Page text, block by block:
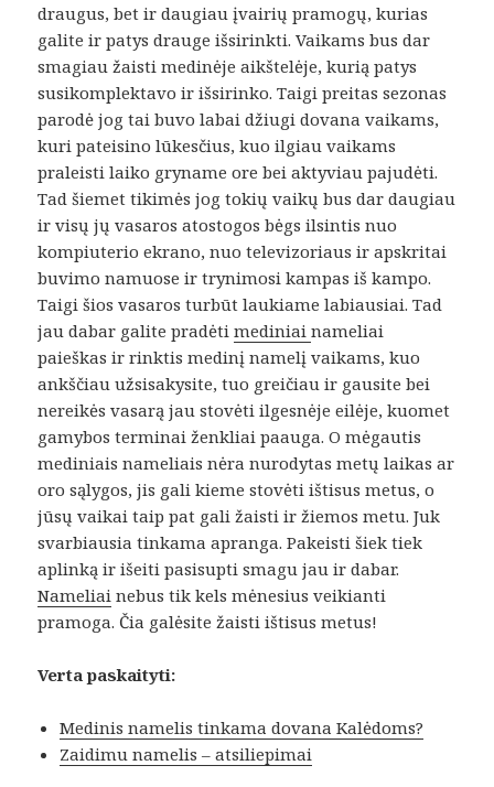
draugus, bet ir daugiau įvairių pramogų, kurias
galite ir patys drauge išsirinkti. Vaikams bus dar
smagiau žaisti medinėje aikštelėje, kurią patys
susikomplektavo ir išsirinko. Taigi preitas sezonas
parodė jog tai buvo labai džiugi dovana vaikams,
kuri pateisino lūkesčius, kuo ilgiau vaikams
praleisti laiko gryname ore bei aktyviau pajudėti.
Tad šiemet tikimės jog tokių vaikų bus dar daugiau
ir visų jų vasaros atostogos bėgs ilsintis nuo
kompiuterio ekrano, nuo televizoriaus ir apskritai
buvimo namuose ir trynimosi kampas iš kampo.
Taigi šios vasaros turbūt laukiame labiausiai. Tad
jau dabar galite pradėtimediniainameliai
paieškas ir rinktis medinį namelį vaikams, kuo
ankščiau užsisakysite, tuo greičiau ir gausite bei
nereikės vasarą jau stovėti ilgesnėje eilėje, kuomet
gamybos terminai ženkliai paauga. O mėgautis
mediniais nameliais nėra nurodytas metų laikas ar
oro sąlygos, jis gali kieme stovėti ištisus metus, o
jūsų vaikai taip pat gali žaisti ir žiemos metu. Juk
svarbiausia tinkama apranga. Pakeisti šiek tiek
aplinką ir išeiti pasisupti smagu jau ir dabar.
Nameliai nebus tik kels mėnesius veikianti
pramoga. Čia galėsite žaisti ištisus metus!
Verta paskaityti:
Medinis namelis tinkama dovana Kalėdoms?
Zaidimu namelis – atsiliepimai